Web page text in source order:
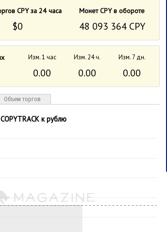
CPY за 24 часа Монет CPY в обороте
$0 48 093 364 CPY
Изм. 1 час Изм. 24 ч. Изм. 7 дн.
0.00 0.00 0.00
Объем торгов
к рублю